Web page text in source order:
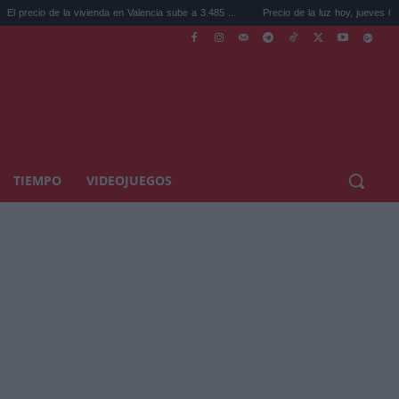
en Valencia sube a 3.485 ... Precio de la luz hoy, jueves 6 de agosto: la
TIEMPO VIDEOJUEGOS